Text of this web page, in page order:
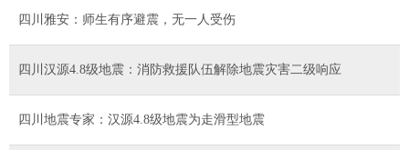
四川雅安：师生有序避震，无一人受伤
四川汉源4.8级地震：消防救援队伍解除地震灾害二级响应
四川地震专家：汉源4.8级地震为走滑型地震